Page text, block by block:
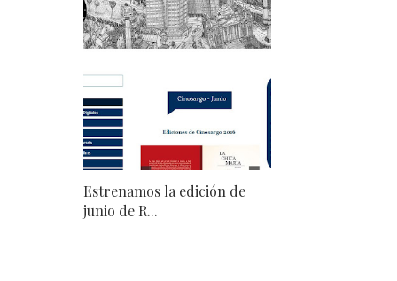
Estrenamos la edición de
junio de R...